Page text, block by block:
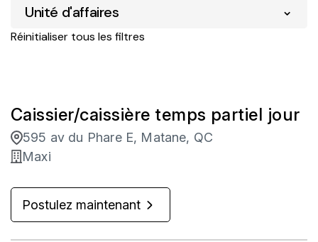
Amos 14
Asbestos 1
Baie D'Urfe
Baie-Comeau
Maxi 767
Unité d'affaires
Protection des actifs
Réinitialiser tous les filtres
Caissier/caissière temps partiel jour
595 av du Phare E, Matane, QC
Maxi
Postulez maintenant